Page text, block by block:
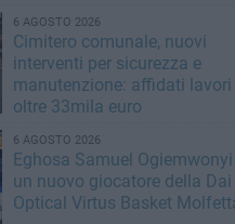
6 AGOSTO 2026
Cimitero comunale, nuovi
interventi per sicurezza e
manutenzione: affidati lavori
oltre 33mila euro
6 AGOSTO 2026
Eghosa Samuel Ogiemwonyi
un nuovo giocatore della Dai
Optical Virtus Basket